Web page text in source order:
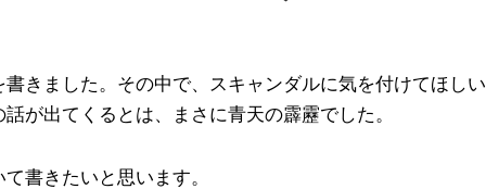
きました。その中で、スキャンダルに気を付けてほしい
が出てくるとは、まさに青天の霹靂でした。
書きたいと思います。